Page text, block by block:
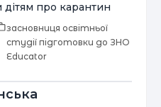
про карантин
засновниця освітньої
студії підготовки до ЗНО
Educator